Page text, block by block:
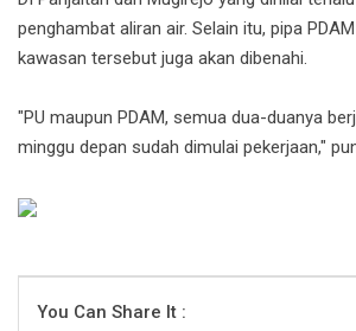
penghambat aliran air. Selain itu, pipa
kawasan tersebut juga akan dibenahi.
"PU maupun PDAM, semua dua-duanya
minggu depan sudah dimulai pekerjaan,"
You Can Share It :